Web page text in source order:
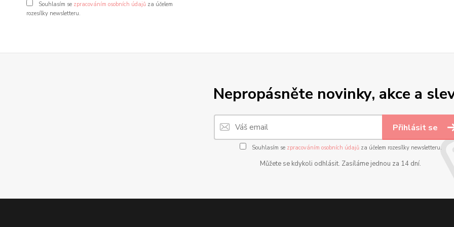
Souhlasím se zpracováním osobních údajů za účelem
rozesílky newsletteru.
Nepropásněte novinky, akce a
Přihlásit se
Souhlasím se zpracováním osobních údajůza účelem rozesílky newsletteru.
Můžete se kdykoli odhlásit. Zasíláme jednou za 14 dní.